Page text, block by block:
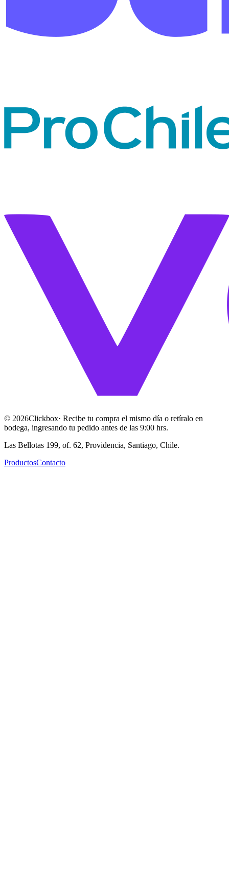
© 2026Clickbox· Recibe tu compra el mismo día o retíralo en
bodega, ingresando tu pedido antes de las 9:00 hrs.
Las Bellotas 199, of. 62, Providencia, Santiago, Chile.
ProductosContacto